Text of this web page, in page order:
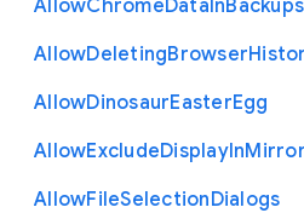
AllowChromeDataInBackups
AllowDeletingBrowser
AllowDinosaurEasterEgg
AllowExcludeDisplayInMirror
AllowFileSelectionDialogs